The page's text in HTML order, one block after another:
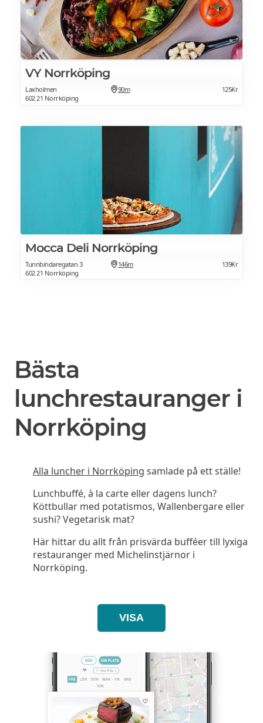
VY Norrköping
Laxholmen
602 21 Norrköping
90m 125Kr
Mocca Deli Norrköping
Tunnbindaregatan 3
602 21 Norrköping
146m 139Kr
Bästa
lunchrestauranger i
Norrköping
Alla luncher i Norrköping samlade på ett ställe!
Lunchbuffé, à la carte eller dagens lunch?
Köttbullar med potatismos, Wallenbergare eller
sushi? Vegetarisk mat?
Här hittar du allt från prisvärda bufféer till lyxiga
restauranger med Michelinstjärnor i
Norrköping.
VISA